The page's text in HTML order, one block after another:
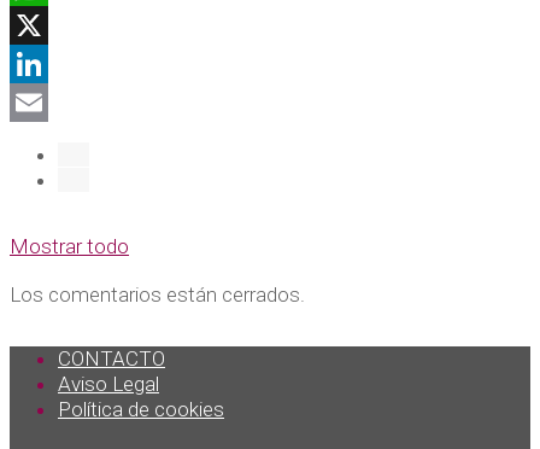
WhatsApp
X
LinkedIn
Mostrar todo
Los comentarios están cerrados.
CONTACTO
Aviso Legal
Política de cookies